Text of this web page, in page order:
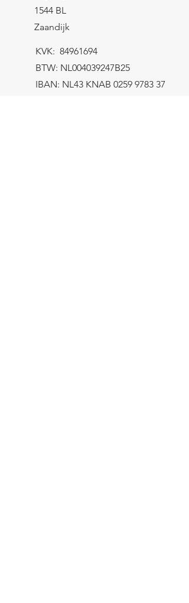
1544 BL
Zaandijk
KVK: 84961694
BTW: NL004039247B25
IBAN: NL43 KNAB 0259 9783 37